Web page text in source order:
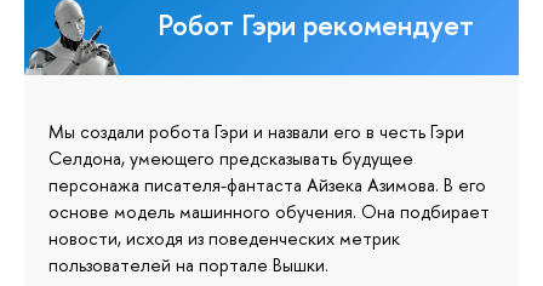
Робот Гэри рекомендует
Мы создали робота Гэри и назвали его в честь Гэри
Селдона, умеющего предсказывать будущее
персонажа писателя-фантаста Айзека Азимова. В его
основе модель машинного обучения. Она подбирает
новости, исходя из поведенческих метрик
пользователей на портале Вышки.